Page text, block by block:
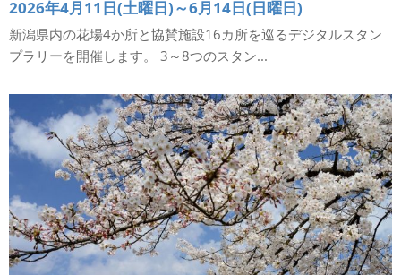
2026年4月11日(土曜日)～6月14日(日曜日)
新潟県内の花場4か所と協賛施設16カ所を巡るデジタルスタン
プラリーを開催します。 3～8つのスタン...